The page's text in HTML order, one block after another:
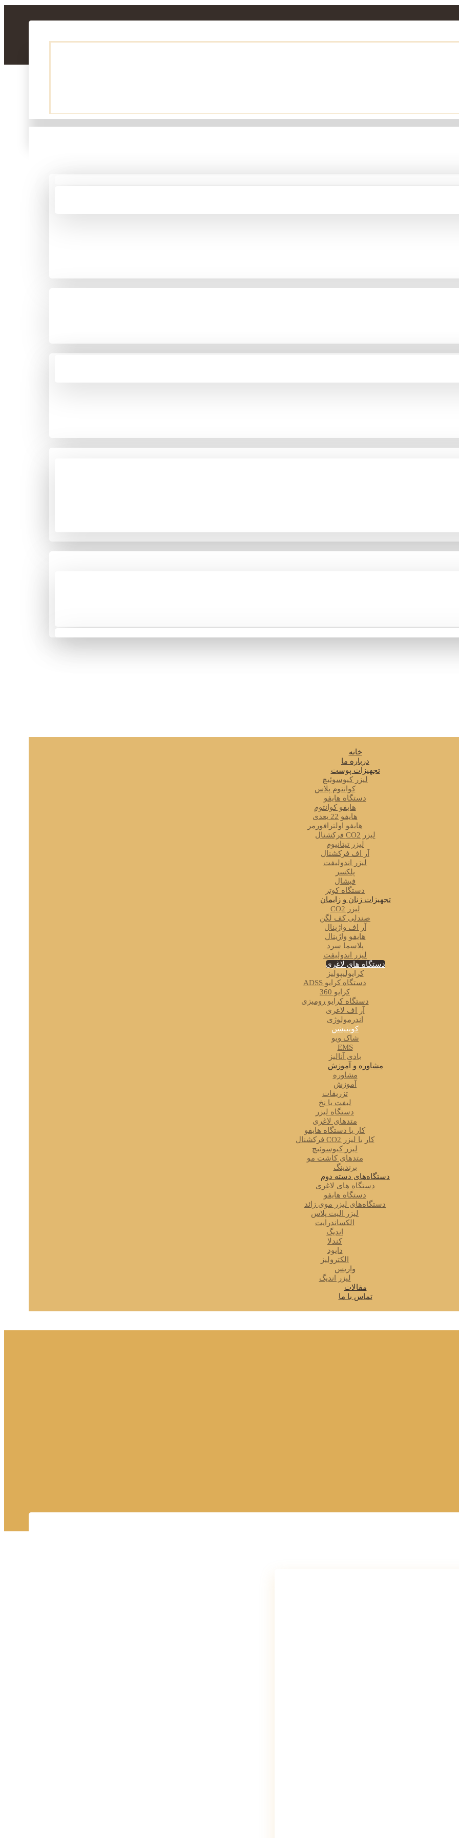
خانه
درباره ما
تجهیزات پوست
لیزر کیوسوئیچ
کوانتوم پلاس
دستگاه هایفو
هایفو کوانتوم
هایفو 22 بعدی
هایفو اولترافورمر
لیزر CO2 فرکشنال
لیزر تیتانیوم
آر اف فرکشنال
لیزر اندولیفت
پلکسر
فیشال
دستگاه کوتر
تجهیزات زنان و زایمان
لیزر CO2
صندلی کف لگن
آر اف واژینال
هایفو واژینال
پلاسما سرد
لیزر اندولیفت
دستگاه های لاغری
کرایولیپولیز
دستگاه کرایو ADSS
کرایو 360
دستگاه کرایو رومیزی
آر اف لاغری
اندرمولوژی
کویتیشن
شاک ویو
EMS
بادی آنالیز
مشاوره و آموزش
مشاوره
آموزش
تزریقات
لیفت با نخ
دستگاه لیزر
متدهای لاغری
کار با دستگاه هایفو
کار با لیزر CO2 فرکشنال
لیزر کیوسوئیچ
متدهای کاشت مو
برندینگ
دستگاه‌های دسته دوم
دستگاه های لاغری
دستگاه هایفو
دستگاه‌های لیزر موی زائد
لیزر الیت پلاس
الکساندرایت
اندیگ
کندلا
دایود
الکترولیز
واریس
لیزر اندیگ
مقالات
تماس با ما